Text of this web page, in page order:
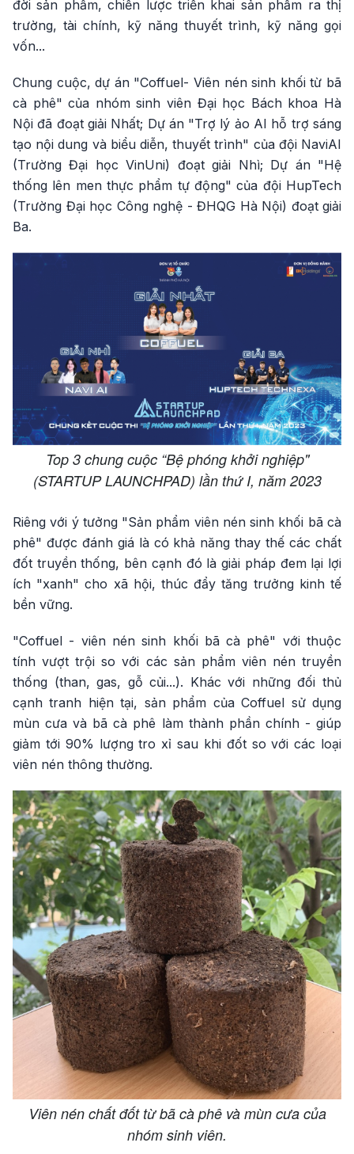
đời sản phẩm, chiến lược triển khai sản phẩm ra thị
trường, tài chính, kỹ năng thuyết trình, kỹ năng gọi
vốn...
Chung cuộc, dự án "Coffuel- Viên nén sinh khối từ bã
cà phê" của nhóm sinh viên Đại học Bách khoa Hà
Nội đã đoạt giải Nhất; Dự án "Trợ lý ảo AI hỗ trợ sáng
tạo nội dung và biểu diễn, thuyết trình" của đội NaviAI
(Trường Đại học VinUni) đoạt giải Nhì; Dự án "Hệ
thống lên men thực phẩm tự động" của đội HupTech
(Trường Đại học Công nghệ - ĐHQG Hà Nội) đoạt giải
Ba.
Top 3 chung cuộc “Bệ phóng khởi nghiệp"
(STARTUP LAUNCHPAD) lần thứ I, năm 2023
Riêng với ý tưởng "Sản phẩm viên nén sinh khối bã cà
phê" được đánh giá là có khả năng thay thế các chất
đốt truyền thống, bên cạnh đó là giải pháp đem lại lợi
ích "xanh" cho xã hội, thúc đẩy tăng trưởng kinh tế
bền vững.
"Coffuel - viên nén sinh khối bã cà phê" với thuộc
tính vượt trội so với các sản phẩm viên nén truyền
thống (than, gas, gỗ củi...). Khác với những đối thủ
cạnh tranh hiện tại, sản phẩm của Coffuel sử dụng
mùn cưa và bã cà phê làm thành phần chính - giúp
giảm tới 90% lượng tro xỉ sau khi đốt so với các loại
viên nén thông thường.
Viên nén chất đốt từ bã cà phê và mùn cưa của
nhóm sinh viên.